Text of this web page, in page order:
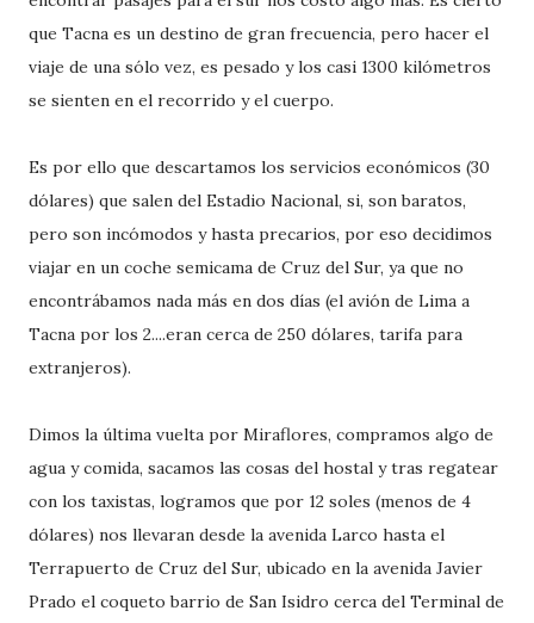
que Tacna es un destino de gran frecuencia, pero hacer el
viaje de una sólo vez, es pesado y los casi 1300 kilómetros
se sienten en el recorrido y el cuerpo.
Es por ello que descartamos los servicios económicos (30
dólares) que salen del Estadio Nacional, si, son baratos,
pero son incómodos y hasta precarios, por eso decidimos
viajar en un coche semicama de Cruz del Sur, ya que no
encontrábamos nada más en dos días (el avión de Lima a
Tacna por los 2....eran cerca de 250 dólares, tarifa para
extranjeros).
Dimos la última vuelta por Miraflores, compramos algo de
agua y comida, sacamos las cosas del hostal y tras regatear
con los taxistas, logramos que por 12 soles (menos de 4
dólares) nos llevaran desde la avenida Larco hasta el
Terrapuerto de Cruz del Sur, ubicado en la avenida Javier
Prado el coqueto barrio de San Isidro cerca del Terminal de